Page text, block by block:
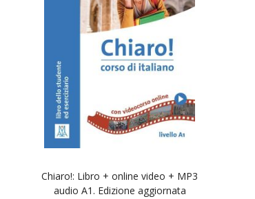
Chiaro!: Libro + online video + MP3
audio A1. Edizione aggiornata